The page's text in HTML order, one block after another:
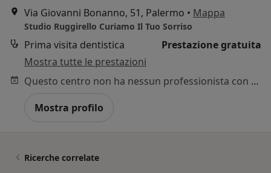
Via Giovanni Bonanno, 51, Palermo • Mappa
Studio Ruggirello Curiamo Il Tuo Sorriso
Prima visita dentistica
Prestazione gratuita
Mostra tutte le prestazioni
Questo centro non ha nessun professionista con date disponibili
Mostra profilo
Ricerche correlate